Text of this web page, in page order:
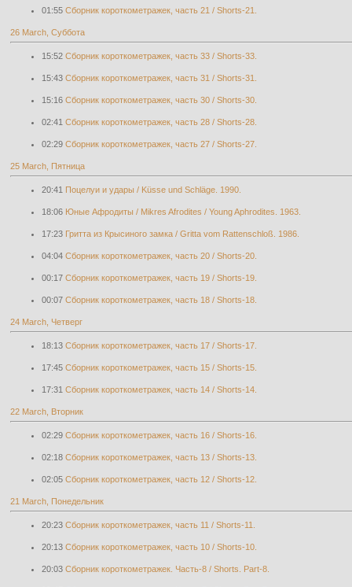
01:55 Cборник короткометражек, часть 21 / Shorts-21.
26 March, Суббота
15:52 Cборник короткометражек, часть 33 / Shorts-33.
15:43 Cборник короткометражек, часть 31 / Shorts-31.
15:16 Cборник короткометражек, часть 30 / Shorts-30.
02:41 Cборник короткометражек, часть 28 / Shorts-28.
02:29 Cборник короткометражек, часть 27 / Shorts-27.
25 March, Пятница
20:41 Поцелуи и удары / Küsse und Schläge. 1990.
18:06 Юные Афродиты / Mikres Afrodites / Young Aphrodites. 1963.
17:23 Гритта из Крысиного замка / Gritta vom Rattenschloß. 1986.
04:04 Cборник короткометражек, часть 20 / Shorts-20.
00:17 Cборник короткометражек, часть 19 / Shorts-19.
00:07 Cборник короткометражек, часть 18 / Shorts-18.
24 March, Четверг
18:13 Cборник короткометражек, часть 17 / Shorts-17.
17:45 Cборник короткометражек, часть 15 / Shorts-15.
17:31 Cборник короткометражек, часть 14 / Shorts-14.
22 March, Вторник
02:29 Cборник короткометражек, часть 16 / Shorts-16.
02:18 Cборник короткометражек, часть 13 / Shorts-13.
02:05 Cборник короткометражек, часть 12 / Shorts-12.
21 March, Понедельник
20:23 Cборник короткометражек, часть 11 / Shorts-11.
20:13 Cборник короткометражек, часть 10 / Shorts-10.
20:03 Сборник короткометражек. Часть-8 / Shorts. Part-8.